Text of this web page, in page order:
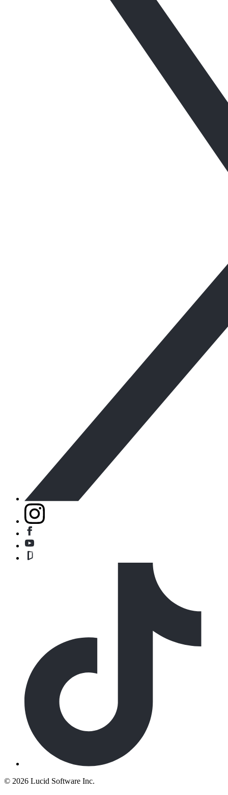
© 2026 Lucid Software Inc.